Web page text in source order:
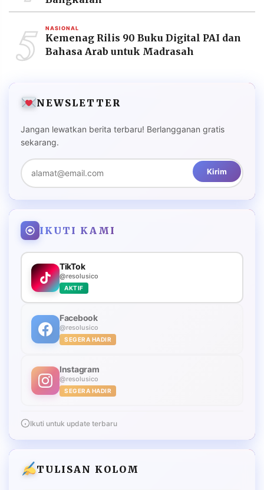
Resolusi.co
-
PT.
RESOLUSI
MEDIA
5 NASIONAL
Kemenag Rilis 90 Buku Digital PAI dan
Bahasa Arab untuk Madrasah
NEWSLETTER
Jangan lewatkan berita terbaru! Berlangganan gratis
sekarang.
Kirim
IKUTI KAMI
TikTok
@resolusico
AKTIF
Facebook
@resolusico
SEGERA HADIR
Instagram
@resolusico
SEGERA HADIR
Ikuti untuk update terbaru
TULISAN KOLOM